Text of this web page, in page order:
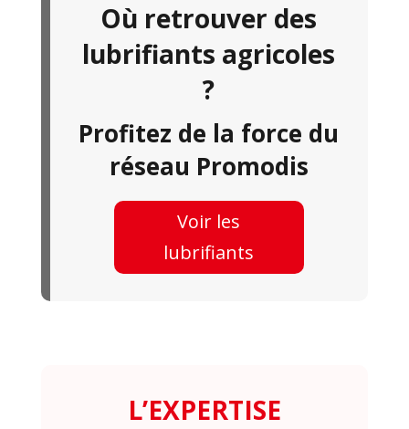
Où retrouver des
lubrifiants agricoles
?
Profitez de la force du
réseau Promodis
Voir les
lubrifiants
L’EXPERTISE